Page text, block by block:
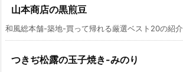
山本商店の黒煎豆
和風総本舗-築地-買って帰れる厳選ベスト20の紹介
つきぢ松露の玉子焼き-みのり